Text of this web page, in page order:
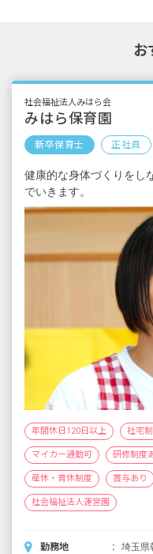
お
社会福祉法人みはら会
みはら保育園
新卒保育士 正社員
健康的な身体づくりをし
でいきます。
年間休日120日以上 社宅
マイカー通勤可 研修制度
産休・育休制度 賞与あり
社会福祉法人運営園
勤務地
埼玉県